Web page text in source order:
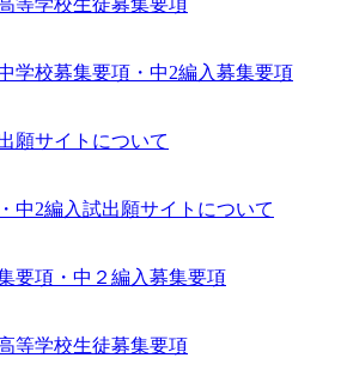
等学校生徒募集要項
校募集要項・中2編入募集要項
願サイトについて
2編入試出願サイトについて
要項・中２編入募集要項
等学校生徒募集要項